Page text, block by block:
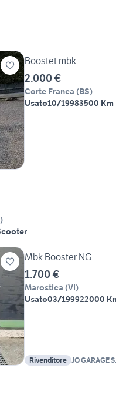
Boostet mbk
2.000 €
Corte Franca (BS)
Usato10/19983500 Km
)
Mbk Booster NG
1.700 €
Marostica (VI)
Usato03/199922000
Rivenditore JO GARAGE